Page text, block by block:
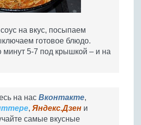
на вкус, посыпаем
готовое блюдо.
минут 5-7 под крышкой – и на
на нас Вконтакте,
, Яндекс.Дзен и
самые вкусные